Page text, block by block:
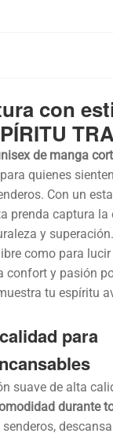
con
de manga
quienes
Con un
prenda captura la
y
como para
confort y pasión
tu espíritu
para
suave de alta
durante